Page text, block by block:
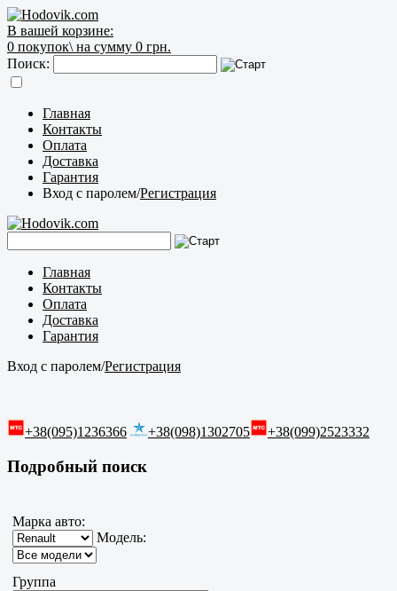
В вашей корзине:
0 покупок\ на сумму 0 грн.
Поиск:
Главная
Контакты
Оплата
Доставка
Гарантия
Вход с паролем/Регистрация
Главная
Контакты
Оплата
Доставка
Гарантия
Вход с паролем/Регистрация
+38(095)1236366 +38(098)1302705 +38(099)2523332
Подробный поиск
Марка авто:
Модель:
Группа